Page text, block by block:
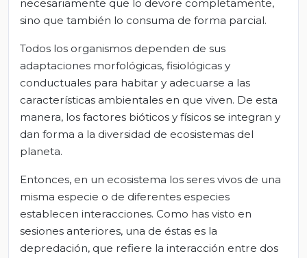
necesariamente que lo devore completamente,
sino que también lo consuma de forma parcial.
Todos los organismos dependen de sus
adaptaciones morfológicas, fisiológicas y
conductuales para habitar y adecuarse a las
características ambientales en que viven. De esta
manera, los factores bióticos y físicos se integran y
dan forma a la diversidad de ecosistemas del
planeta.
Entonces, en un ecosistema los seres vivos de una
misma especie o de diferentes especies
establecen interacciones. Como has visto en
sesiones anteriores, una de éstas es la
depredación, que refiere la interacción entre dos